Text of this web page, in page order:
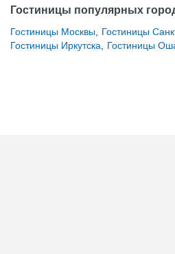
Гостиницы популярных
Гостиницы Москвы Гостиницы
Гостиницы Иркутска
Гостиницы